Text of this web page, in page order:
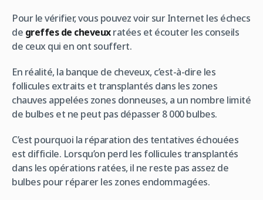
Pour le vérifier, vous pouvez voir sur Internet les échecs
de greffes de cheveuxratées et écouter les conseils
de ceux qui en ont souffert.
En réalité, la banque de cheveux, c’est-à-dire les
follicules extraits et transplantés dans les zones
chauves appelées zones donneuses, a un nombre limité
de bulbes et ne peut pas dépasser 8 000 bulbes.
C’est pourquoi la réparation des tentatives échouées
est difficile. Lorsqu’on perd les follicules transplantés
dans les opérations ratées, il ne reste pas assez de
bulbes pour réparer les zones endommagées.